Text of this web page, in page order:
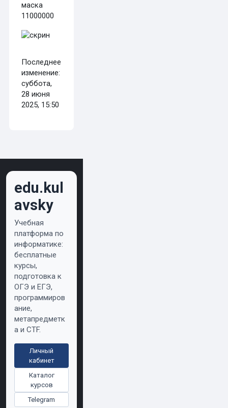
маска
11000000
Последнее
изменение:
суббота,
28 июня
2025, 15:50
edu.kul
avsky
Учебная
платформа по
информатике:
бесплатные
курсы,
подготовка к
ОГЭ и ЕГЭ,
программиров
ание,
метапредметк
а и CTF.
Личный
кабинет
Каталог
курсов
Telegram